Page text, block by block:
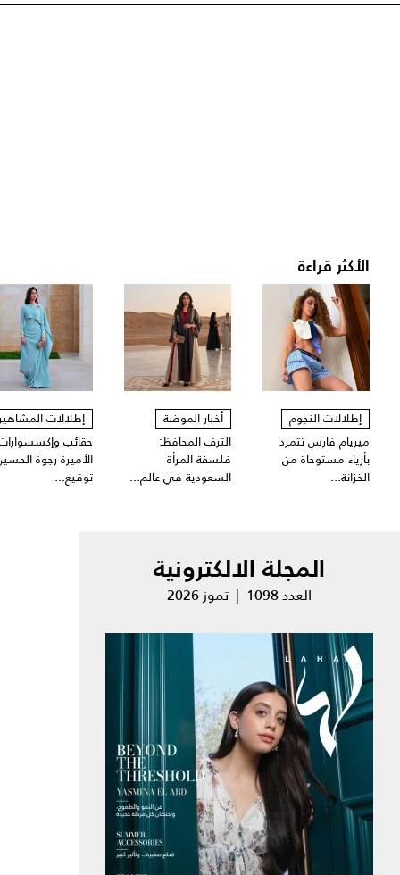
الأكثر قراءة
إطلالات النجوم
ميريام فارس تتمرد
بأزياء مستوحاة من
الخزانة...
أخبار الموضة
الترف المحافظ:
فلسفة المرأة
السعودية في عالم...
إطلالات
حقائب
الأميرة رجوة
توقيع...
المجلة الالكترونية
العدد 1098 | تموز 2026